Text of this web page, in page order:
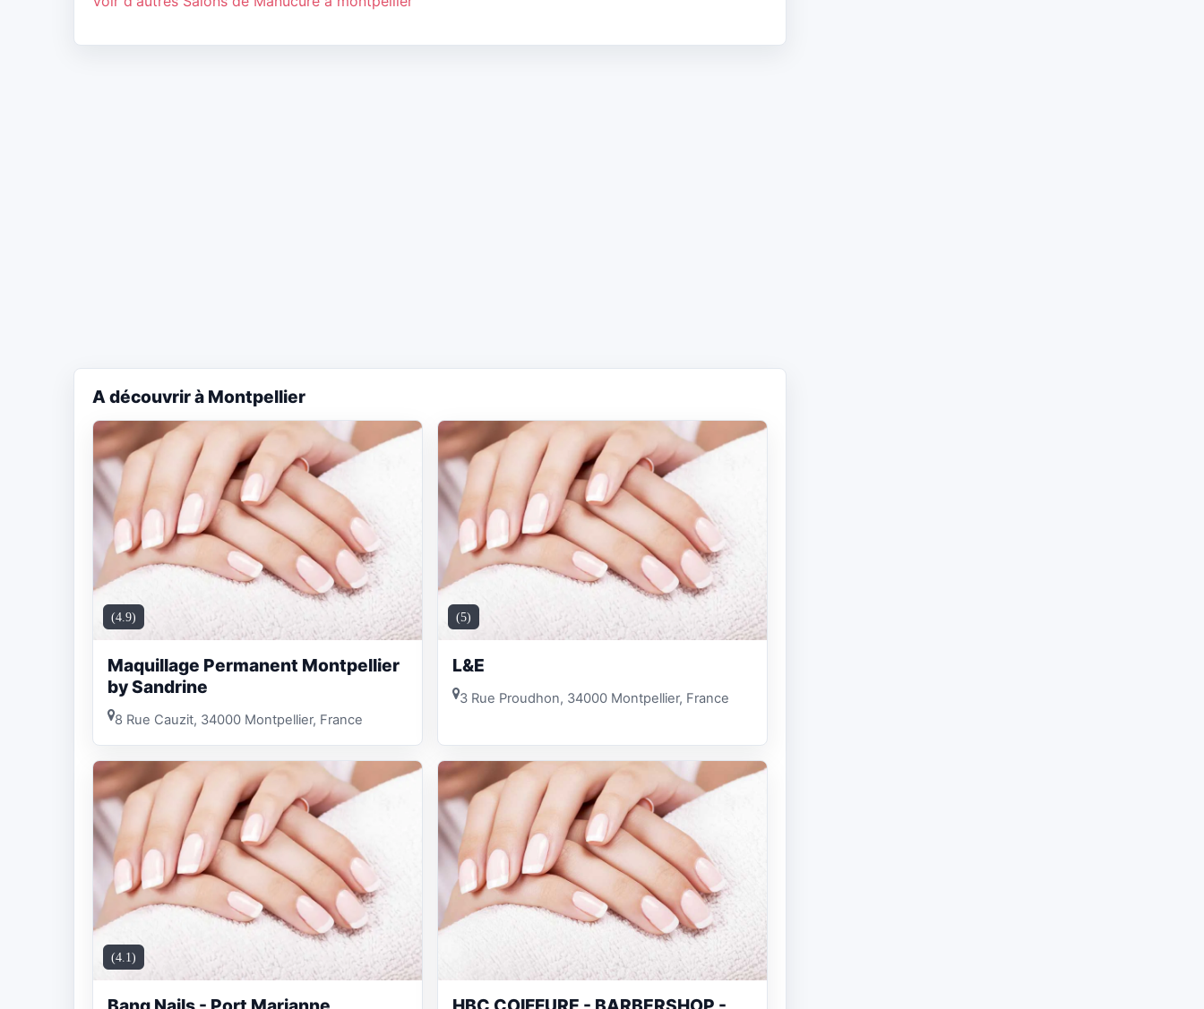
A découvrir à Montpellier
(4.9)
Maquillage Permanent Montpellier
by Sandrine
8 Rue Cauzit, 34000 Montpellier, France
(5)
L&E
3 Rue Proudhon, 34000 Montpellier, France
(4.1)